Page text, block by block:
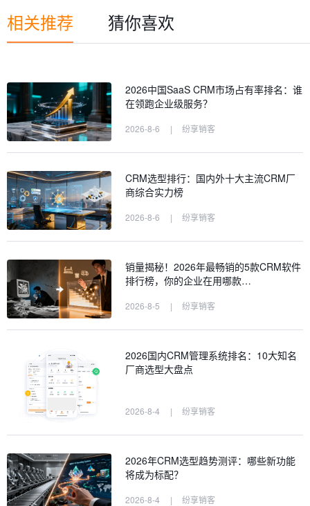
相关推荐 猜你喜欢
2026中国SaaS CRM市场占有率排名：谁
在领跑企业级服务？
2026-8-6 | 纷享销客
CRM选型排行：国内外十大主流CRM厂
商综合实力榜
2026-8-6 | 纷享销客
销量揭秘！2026年最畅销的5款CRM软件
排行榜，你的企业在用哪款…
2026-8-5 | 纷享销客
2026国内CRM管理系统排名：10大知名
厂商选型大盘点
2026-8-4 | 纷享销客
2026年CRM选型趋势测评：哪些新功能
将成为标配？
2026-8-4 | 纷享销客